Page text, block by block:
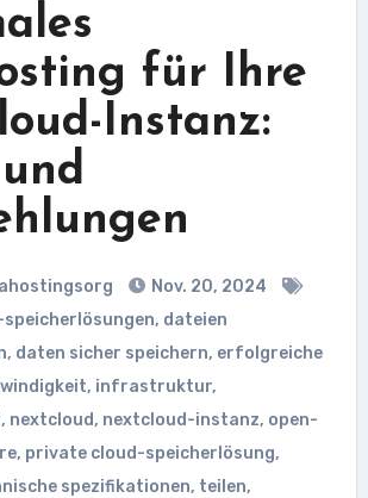
für Ihre
Instanz:
Nov. 20, 2024
, dateien
, daten sicher speichern, erfolgreiche
, infrastruktur,
, nextcloud, nextcloud-instanz, open-
, private cloud-speicherlösung,
spezifikationen, teilen,